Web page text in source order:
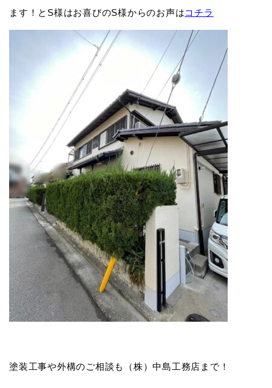
ます！とS様はお喜びのS様からのお声はコチラ
塗装工事や外構のご相談も（株）中島工務店まで！